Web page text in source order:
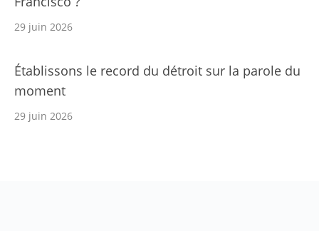
29 juin 2026
Établissons le record du détroit sur la parole du
moment
29 juin 2026